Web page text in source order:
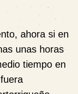
ahora si en
unas horas
tiempo en